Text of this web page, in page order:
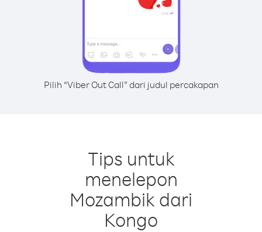
Pilih “Viber Out Call” dari judul percakapan
Tips untuk
menelepon
Mozambik dari
Kongo